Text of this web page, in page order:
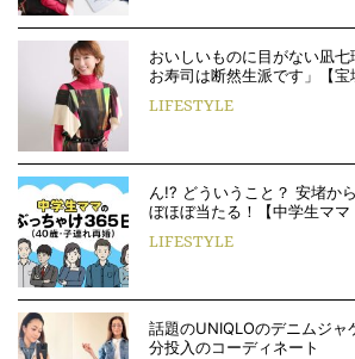
おいしいものに目がない凪
お寿司は断然生派です」【
LIFESTYLE
ん!? どういうこと？ 安堵か
ぼほぼ当たる！【中学生マ
LIFESTYLE
話題のUNIQLOのデニムジャ
分投入のコーディネート